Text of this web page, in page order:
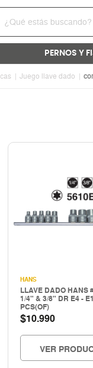
PERNOS Y
Juego llave dado
HANS
LLAVE DADO HANS
1/4" & 3/8" DR E4 -
PCS(OF)
$10.990
VER